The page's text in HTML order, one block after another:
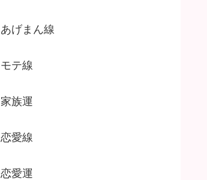
あげまん線
モテ線
家族運
恋愛線
恋愛運